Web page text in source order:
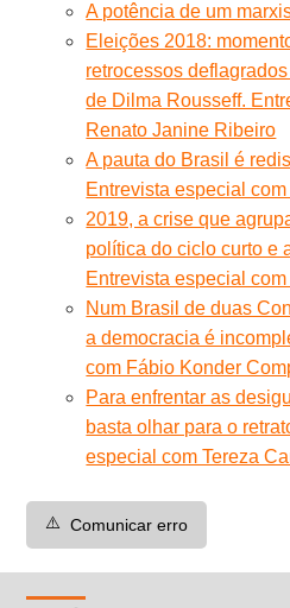
A potência de um
Eleições 2018:
retrocessos
de Dilma Rousseff.
Renato Janine Ribeiro
A pauta do Brasil é
Entrevista especial
2019, a crise que
política do ciclo curto e
Entrevista especial
Num Brasil de duas
a democracia é
com Fábio Konder
Para enfrentar as
basta olhar para o
especial com Tereza
⚠️ Comunicar erro